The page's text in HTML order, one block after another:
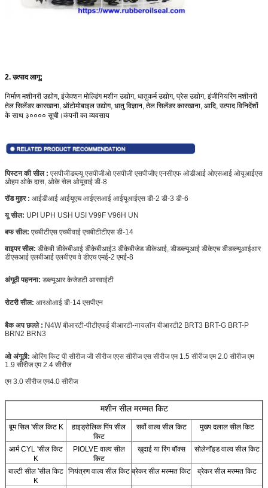
2. उत्पाद लागू:
निर्माण मशीनरी उद्योग, इंजेक्शन मोल्डिंग मशीन उद्योग, धातुकर्म उद्योग, प्रेस उद्योग, इंजीनियरिंग मशीनरी
तेल सिलेंडर कारखाना, ऑटोमोबाइल उद्योग, धातु विज्ञान, तेल सिलेंडर कारखाना, आदि, उत्पाद विनिर्देशों
के साथ ३०००० सूची।कंपनी का व्यवसाय
पिस्टन की सील : एसपीजीडब्ल्यू एसपीजीओ एसपीजी एसपीजीए एनसीएफ ओडीआई ओएसआई ओयूआईएस
ओहम ओके दास, ओके सेल ओयूवाई डी-8
रॉड मुहर : आईडीआई आईयूएच आईएसआई आईयूआईएस डी-2 डी-3 डी-6
यू सील: UPI UPH USH USI V99F V96H UN
बफ सील: एचबीटीएस एचबीवाई एचबीटीटीएस डी-14
वाइपर सील: डीकेबी डीकेबीआई डीकेबीआई3 डीकेबीजेड डीकेआई, डीडब्ल्यूआई डीकेएचडीडब्ल्यूआईआर
डीएसआई एलबीआई एलबीएच वे डीएच एमई-2 एमई-8
अंगूठी पहनना: डब्ल्यूआर केजेडटी आरवाईटी
रोटरी सील: आरओआई डी-14 एसपीएन
बैक अप छल्ले : N4W बीआरटी-पीटीएफई बीआरटी-नायलॉन बीआरटी2 BRT3 BRT-G BRT-P
BRN2 BRN3
ओ अंगूठी: ओरिंग किट पी सीरीज जी सीरीज एएस सीरीज एस सीरीज एम 1.5 सीरीज एम 2.0 सीरीज एम
1.9 सीरीज एम 2.4 सीरीज
एम 3.0 सीरीज एम4.0 सीरीज
मशीन सील मरम्मत किट
बूम सिल 'सील किट K
हाइड्रोलिक पिंप सील
किट
सर्वो वाल्व सील किट मुख्य दलाल सील किट
आर्म CYL 'सील किट
K
PIOLVE वाल्व सील
किट
खुदाई या रिंग बॉक्स सोलेनॉइड वाल्व सील किट
बाल्टी सील 'सील किट
K
नियंत्रण वाल्व सील किट ब्रेकर सील मरम्मत किट ब्रेकर सील मरम्मत किट